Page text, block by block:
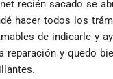
recién sacado se
hacer todos los
de indicarle y
reparación y quedo